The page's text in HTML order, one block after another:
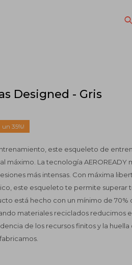
Designed - Gris
35
este esqueleto de
máximo. La tecnología AEROREADY
más intensas. Con máxima
este esqueleto te permite superar
está hecho con un mínimo de 70%
materiales reciclados reducimos
de los recursos finitos y la huella